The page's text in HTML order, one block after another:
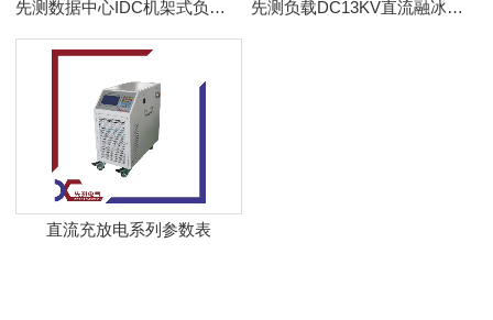
先测数据中心IDC机架式负载箱XCD270-6kW 先测负载DC13KV直流融冰电源车检测检修负载柜
直流充放电系列参数表